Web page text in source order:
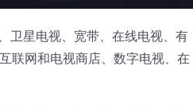
卫星电视、宽带、在线电视、有
联网和电视商店、数字电视、在